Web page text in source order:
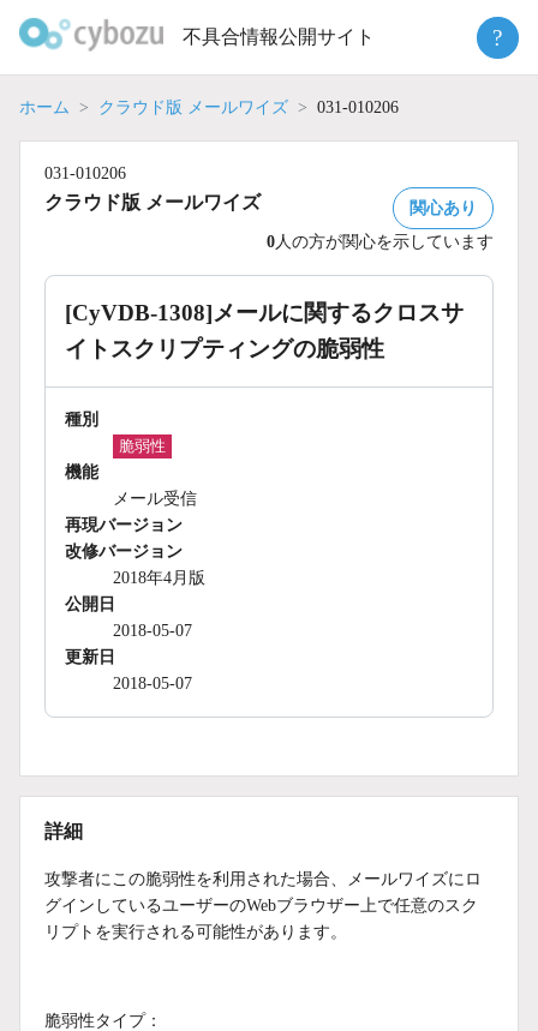
不具合情報公開サイト ?
ホーム クラウド版 メールワイズ 031-010206
031-010206
クラウド版 メールワイズ
関心あり
0 人の方が関心を示しています
[CyVDB-1308]メールに関するクロスサ
イトスクリプティングの脆弱性
種別
脆弱性
機能
メール受信
再現バージョン
改修バージョン
2018年4月版
公開日
2018-05-07
更新日
2018-05-07
詳細
攻撃者にこの脆弱性を利用された場合、メールワイズにロ
グインしているユーザーのWebブラウザー上で任意のスク
リプトを実行される可能性があります。
脆弱性タイプ：